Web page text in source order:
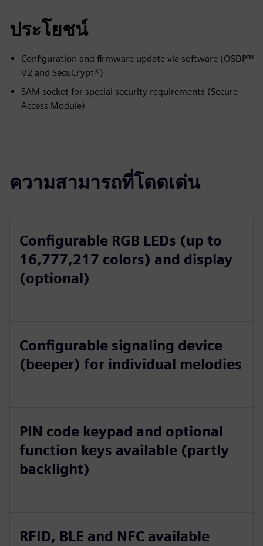
ประโยชน์
Configuration and firmware update via software (OSDP™
V2 and SecuCrypt®)
SAM socket for special security requirements (Secure
Access Module)
ความสามารถที่โดดเด่น
Configurable RGB LEDs (up to
16,777,217 colors) and display
(optional)
Configurable signaling device
(beeper) for individual melodies
PIN code keypad and optional
function keys available (partly
backlight)
RFID, BLE and NFC available